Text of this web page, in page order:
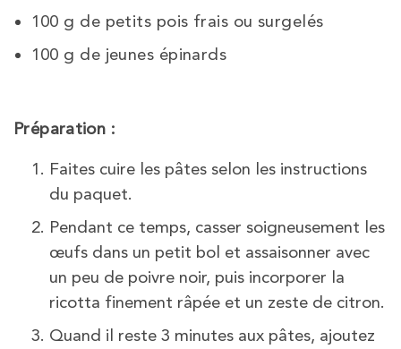
100 g de petits pois frais ou surgelés
100 g de jeunes épinards
Préparation :
Faites cuire les pâtes selon les instructions
du paquet.
Pendant ce temps, casser soigneusement les
œufs dans un petit bol et assaisonner avec
un peu de poivre noir, puis incorporer la
ricotta finement râpée et un zeste de citron.
Quand il reste 3 minutes aux pâtes, ajoutez